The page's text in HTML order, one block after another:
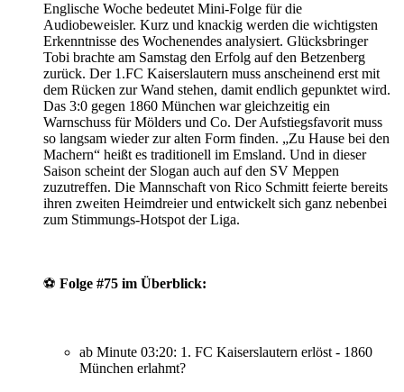
Englische Woche bedeutet Mini-Folge für die
Audiobeweisler. Kurz und knackig werden die wichtigsten
Erkenntnisse des Wochenendes analysiert. Glücksbringer
Tobi brachte am Samstag den Erfolg auf den Betzenberg
zurück. Der 1.FC Kaiserslautern muss anscheinend erst mit
dem Rücken zur Wand stehen, damit endlich gepunktet wird.
Das 3:0 gegen 1860 München war gleichzeitig ein
Warnschuss für Mölders und Co. Der Aufstiegsfavorit muss
so langsam wieder zur alten Form finden. „Zu Hause bei den
Machern“ heißt es traditionell im Emsland. Und in dieser
Saison scheint der Slogan auch auf den SV Meppen
zuzutreffen. Die Mannschaft von Rico Schmitt feierte bereits
ihren zweiten Heimdreier und entwickelt sich ganz nebenbei
zum Stimmungs-Hotspot der Liga.
⚽️ Folge #75 im Überblick:
ab Minute 03:20: 1. FC Kaiserslautern erlöst - 1860
München erlahmt?